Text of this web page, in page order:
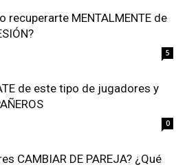
recuperarte MENTALMENTE de
5
de este tipo de jugadores y
0
CAMBIAR DE PAREJA? ¿Qué